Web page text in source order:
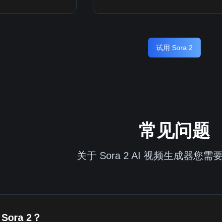
试用 Sora 2
常见问题
关于 Sora 2 AI 视频生成器您需
2？